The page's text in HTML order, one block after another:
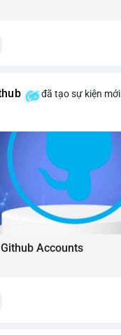
đã tạo sự kiện mới
Accounts